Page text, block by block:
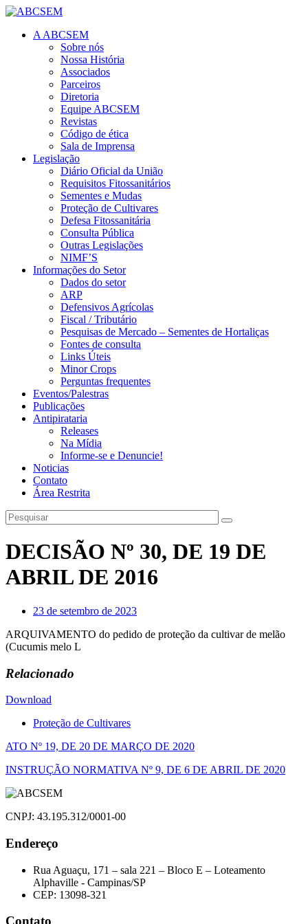
A ABCSEM
Sobre nós
Nossa História
Associados
Parceiros
Diretoria
Equipe ABCSEM
Revistas
Código de ética
Sala de Imprensa
Legislação
Diário Oficial da União
Requisitos Fitossanitários
Sementes e Mudas
Proteção de Cultivares
Defesa Fitossanitária
Consulta Pública
Outras Legislações
NIMF’S
Informações do Setor
Dados do setor
ARP
Defensivos Agrícolas
Fiscal / Tributário
Pesquisas de Mercado – Sementes de Hortaliças
Fontes de consulta
Links Úteis
Minor Crops
Perguntas frequentes
Eventos/Palestras
Publicações
Antipirataria
Releases
Na Mídia
Informe-se e Denuncie!
Noticias
Contato
Área Restrita
DECISÃO Nº 30, DE 19 DE
ABRIL DE 2016
23 de setembro de 2023
ARQUIVAMENTO do pedido de proteção da cultivar de melão
(Cucumis melo L
Relacionado
Download
Proteção de Cultivares
Navegação
de
Post
ATO Nº 19, DE 20 DE MARÇO DE 2020
INSTRUÇÃO NORMATIVA Nº 9, DE 6 DE ABRIL DE 2020
CNPJ: 43.195.312/0001-00
Endereço
Rua Aguaçu, 171 – sala 221 – Bloco E – Loteamento
Alphaville - Campinas/SP
CEP: 13098-321